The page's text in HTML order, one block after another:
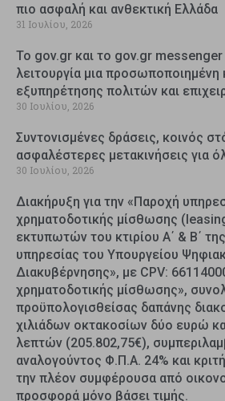
πιο ασφαλή και ανθεκτική Ελλάδα
31 Ιουλίου, 2026
Το gov.gr και το gov.gr
λειτουργία μια προσωποποιημένη
εξυπηρέτησης πολιτών και
30 Ιουλίου, 2026
Συντονισμένες δράσεις, κοινός
ασφαλέστερες μετακινήσεις για
30 Ιουλίου, 2026
Διακήρυξη για την «Παροχή
χρηματοδοτικής μίσθωσης
εκτυπωτών του κτιρίου Α΄ & Β΄
υπηρεσίας του Υπουργείου
Διακυβέρνησης», με CPV:
χρηματοδοτικής μίσθωσης»,
προϋπολογισθείσας δαπάνης
χιλιάδων οκτακοσίων δύο ευρώ
λεπτών (205.802,75€),
αναλογούντος Φ.Π.Α. 24% και
την πλέον συμφέρουσα από
προσφορά μόνο βάσει τιμής.